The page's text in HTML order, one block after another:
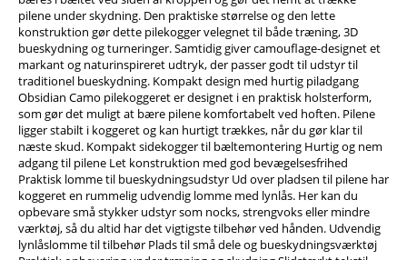
pilene under skydning. Den praktiske størrelse og den lette
konstruktion gør dette pilekogger velegnet til både træning, 3D
bueskydning og turneringer. Samtidig giver camouflage-designet et
markant og naturinspireret udtryk, der passer godt til udstyr til
traditionel bueskydning. Kompakt design med hurtig piladgang
Obsidian Camo pilekoggeret er designet i en praktisk holsterform,
som gør det muligt at bære pilene komfortabelt ved hoften. Pilene
ligger stabilt i koggeret og kan hurtigt trækkes, når du gør klar til
næste skud. Kompakt sidekogger til bæltemontering Hurtig og nem
adgang til pilene Let konstruktion med god bevægelsesfrihed
Praktisk lomme til bueskydningsudstyr Ud over pladsen til pilene har
koggeret en rummelig udvendig lomme med lynlås. Her kan du
opbevare små stykker udstyr som nocks, strengvoks eller mindre
værktøj, så du altid har det vigtigste tilbehør ved hånden. Udvendig
lynlåslomme til tilbehør Plads til små dele og bueskydningsværktøj